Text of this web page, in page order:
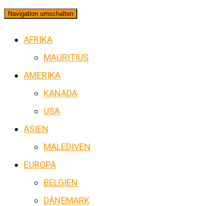
Navigation umschalten
AFRIKA
MAURITIUS
AMERIKA
KANADA
USA
ASIEN
MALEDIVEN
EUROPA
BELGIEN
DÄNEMARK